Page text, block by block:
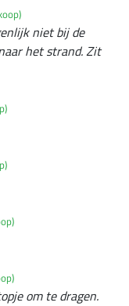
niet bij de
het strand. Zit
om te dragen.